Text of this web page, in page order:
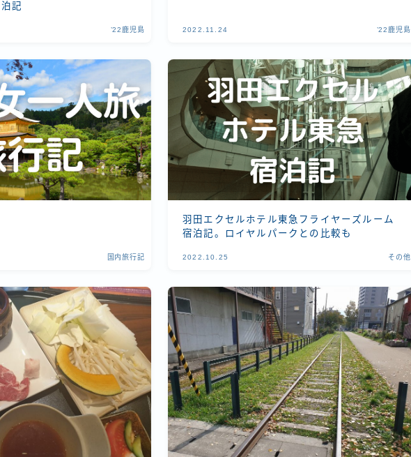
記
’22鹿児島 2022.11.24 ’22鹿児島
国内旅行記
羽田エクセルホテル東急フライヤーズルーム
宿泊記。ロイヤルパークとの比較も
2022.10.25 その他